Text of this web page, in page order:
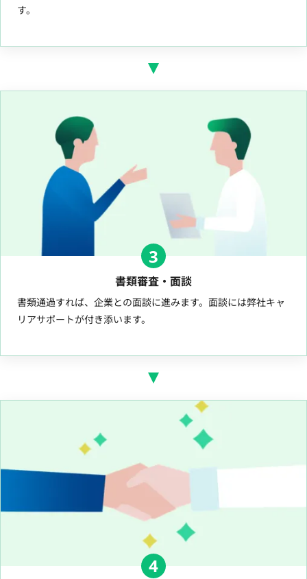
す。
3
書類審査・面談
書類通過すれば、企業との面談に進みます。面談には弊社キャ
リアサポートが付き添います。
4